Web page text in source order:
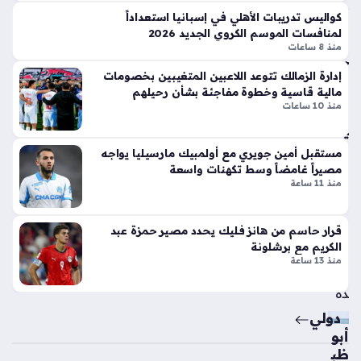
الج
دل
بإ
ط
لا
أيق
ونت
ها
الج
دي
دة
ذا
ت
ني
ع
شر
أس
جي
ري
عل
ى
شر
وط
أتلت
يك
مد
ريد
سا
عة
دة
أبو
ظب
كواليس تدريبات الأهلي في إسبانيا استعداداً
لمنافسات الموسم الكروي الجديد 2026
منذ 8 ساعات
إدارة الزمالك تتوعد اللاعبين المتغيبين بخصومات
مالية قاسية وخطوة مفاجئة بشأن رحيلهم
منذ 10 ساعات
مستقبل أمين جويري مع أولمبيك مارسيليا يواجه
مصيراً غامضاً وسط تكهنات واسعة
منذ 11 ساعة
قرار حاسم من هانز فليك يحدد مصير حمزة عبد
الكريم مع برشلونة
منذ 13 ساعة
دولي